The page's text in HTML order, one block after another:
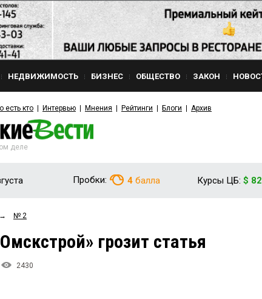
НЕДВИЖИМОСТЬ БИЗНЕС ОБЩЕСТВО ЗАКОН
есть кто Интервью Мнения Рейтинги Блоги Архив
деле
Пробки: 4 балла Курсы ЦБ: $
→ № 2
грозит статья
2430